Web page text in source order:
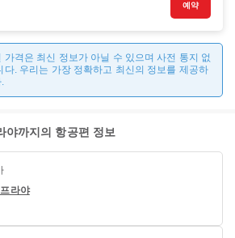
예약
가격은 최신 정보가 아닐 수 있으며 사전 통지 없
다. 우리는 가장 정확하고 최신의 정보를 제공하
야까지의 항공편 정보
라야